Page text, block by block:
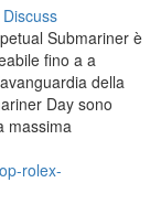
Discuss
Submariner è
fino a a
della
Day sono
massima
rolex-